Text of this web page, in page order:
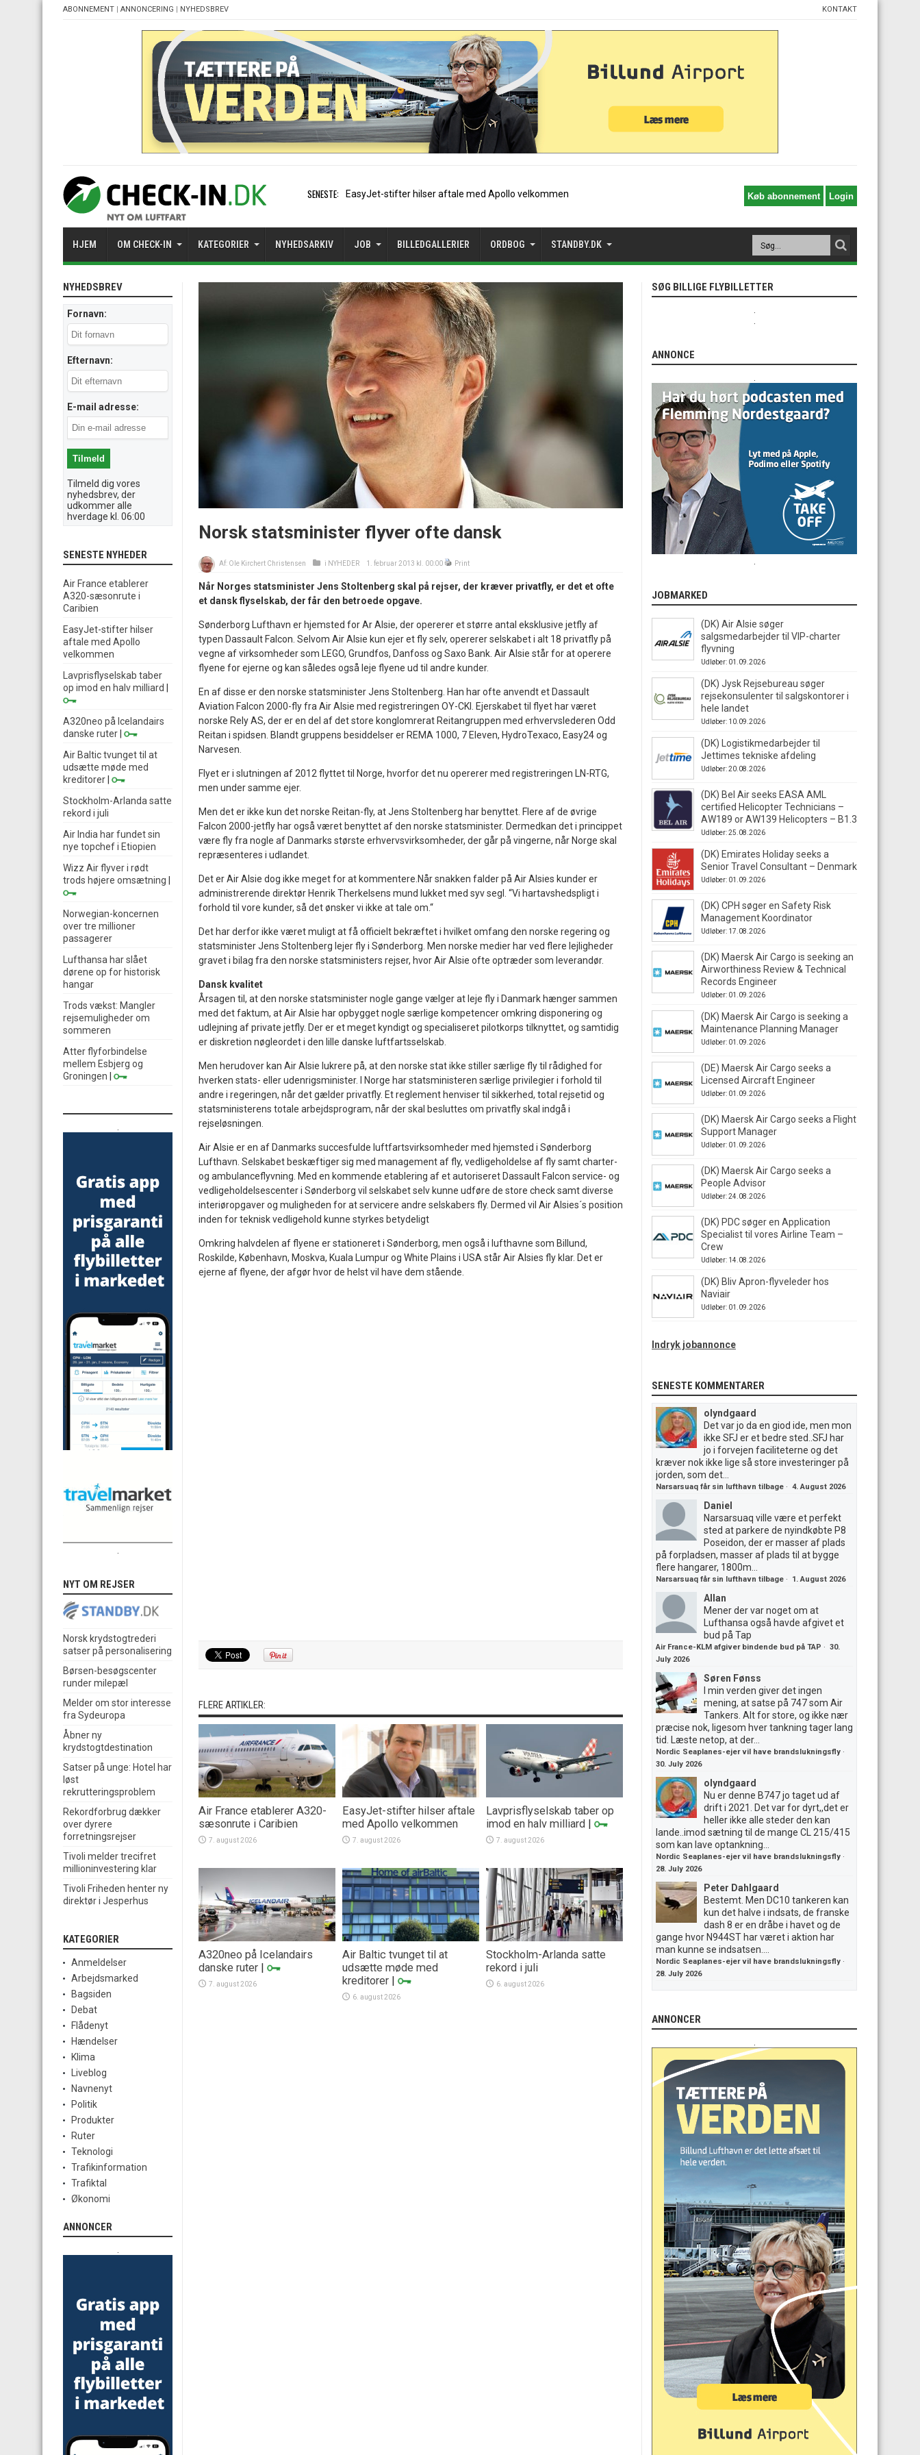
ABONNEMENT | ANNONCERING | NYHEDSBREV KONTAKT
SENESTE: Air France etablerer A320-sæ
HJEM OM CHECK-IN KATEGORIER NYHEDSARKIV JOB BILLEDGALLERIER ORDBOG STANDBY.DK
Norsk statsminister flyver ofte dansk
Af: Ole Kirchert Christensen i NYHEDER 1. februar 2013 kl. 00:00 Print
Når Norges statsminister Jens Stoltenberg skal på rejser, der kræver privatfly, er det et ofte
et dansk flyselskab, der får den betroede opgave.
Sønderborg Lufthavn er hjemsted for Ar Alsie, der opererer et større antal eksklusive jetfly af
typen Dassault Falcon. Selvom Air Alsie kun ejer et fly selv, opererer selskabet i alt 18 privatfly på
vegne af virksomheder som LEGO, Grundfos, Danfoss og Saxo Bank. Air Alsie står for at operere
flyene for ejerne og kan således også leje flyene ud til andre kunder.
En af disse er den norske statsminister Jens Stoltenberg. Han har ofte anvendt et Dassault
Aviation Falcon 2000-fly fra Air Alsie med registreringen OY-CKI. Ejerskabet til flyet har været
norske Rely AS, der er en del af det store konglomrerat Reitangruppen med erhvervslederen Odd
Reitan i spidsen. Blandt gruppens besiddelser er REMA 1000, 7 Eleven, HydroTexaco, Easy24 og
Narvesen.
Flyet er i slutningen af 2012 flyttet til Norge, hvorfor det nu opererer med registreringen LN-RTG,
men under samme ejer.
Men det er ikke kun det norske Reitan-fly, at Jens Stoltenberg har benyttet. Flere af de øvrige
Falcon 2000-jetfly har også været benyttet af den norske statsminister. Dermedkan det i princippet
være fly fra nogle af Danmarks største erhvervsvirksomheder, der går på vingerne, når Norge skal
repræsenteres i udlandet.
Det er Air Alsie dog ikke meget for at kommentere.Når snakken falder på Air Alsies kunder er
administrerende direktør Henrik Therkelsens mund lukket med syv segl. “Vi hartavshedspligt i
forhold til vore kunder, så det ønsker vi ikke at tale om.“
Det har derfor ikke været muligt at få officielt bekræftet i hvilket omfang den norske regering og
statsminister Jens Stoltenberg lejer fly i Sønderborg. Men norske medier har ved flere lejligheder
gravet i bilag fra den norske statsministers rejser, hvor Air Alsie ofte optræder som leverandør.
Dansk kvalitet
Årsagen til, at den norske statsminister nogle gange vælger at leje fly i Danmark hænger sammen
med det faktum, at Air Alsie har opbygget nogle særlige kompetencer omkring disponering og
udlejning af private jetfly. Der er et meget kyndigt og specialiseret pilotkorps tilknyttet, og samtidig
er diskretion nøgleordet i den lille danske luftfartsselskab.
Men herudover kan Air Alsie lukrere på, at den norske stat ikke stiller særlige fly til rådighed for
hverken stats- eller udenrigsminister. I Norge har statsministeren særlige privilegier i forhold til
andre i regeringen, når det gælder privatfly. Et reglement henviser til sikkerhed, total rejsetid og
statsministerens totale arbejdsprogram, når der skal besluttes om privatfly skal indgå i
rejseløsningen.
Air Alsie er en af Danmarks succesfulde luftfartsvirksomheder med hjemsted i Sønderborg
Lufthavn. Selskabet beskæftiger sig med management af fly, vedligeholdelse af fly samt charter-
og ambulanceflyvning. Med en kommende etablering af et autoriseret Dassault Falcon service- og
vedligeholdelsescenter i Sønderborg vil selskabet selv kunne udføre de store check samt diverse
interiøropgaver og muligheden for at servicere andre selskabers fly. Dermed vil Air Alsies´s position
inden for teknisk vedligehold kunne styrkes betydeligt
Omkring halvdelen af flyene er stationeret i Sønderborg, men også i lufthavne som Billund,
Roskilde, København, Moskva, Kuala Lumpur og White Plains i USA står Air Alsies fly klar. Det er
ejerne af flyene, der afgør hvor de helst vil have dem stående.
FLERE ARTIKLER:
Air France etablerer A320-
sæsonrute i Caribien
7. august 2026
EasyJet-stifter hilser aftale
med Apollo velkommen
7. august 2026
Lavprisflyselskab taber op
imod en halv milliard |
7. august 2026
A320neo på Icelandairs
danske ruter |
7. august 2026
Air Baltic tvunget til at
udsætte møde med
kreditorer |
6. august 2026
Stockholm-Arlanda satte
rekord i juli
6. august 2026
NYHEDSBREV
Fornavn:
Efternavn:
E-mail adresse:
Tilmeld dig vores
nyhedsbrev, der
udkommer alle
hverdage kl. 06:00
SENESTE NYHEDER
Air France etablerer
A320-sæsonrute i
Caribien
EasyJet-stifter hilser
aftale med Apollo
velkommen
Lavprisflyselskab taber
op imod en halv milliard
A320neo på Icelandairs
danske ruter
Air Baltic tvunget til at
udsætte møde med
kreditorer
Stockholm-Arlanda satte
rekord i juli
Air India har fundet sin
nye topchef i Etiopien
Wizz Air flyver i rødt
trods højere omsætning
Norwegian-koncernen
over tre millioner
passagerer
Lufthansa har slået
dørene op for historisk
hangar
Trods vækst: Mangler
rejsemuligheder om
sommeren
Atter flyforbindelse
mellem Esbjerg og
Groningen
NYT OM REJSER
Norsk krydstogtrederi
satser på personalisering
Børsen-besøgscenter
runder milepæl
Melder om stor interesse
fra Sydeuropa
Åbner ny
krydstogtdestination
Satser på unge: Hotel har
løst
rekrutteringsproblem
Rekordforbrug dækker
over dyrere
forretningsrejser
Tivoli melder trecifret
millioninvestering klar
Tivoli Friheden henter ny
direktør i Jesperhus
KATEGORIER
Anmeldelser
Arbejdsmarked
Bagsiden
Debat
Flådenyt
Hændelser
Klima
Liveblog
Navnenyt
Politik
Produkter
Ruter
Teknologi
Trafikinformation
Trafiktal
Økonomi
ANNONCER
SØG BILLIGE FLYBILLETTER
ANNONCE
JOBMARKED
(DK) Air Alsie søger
salgsmedarbejder til VIP-charter
flyvning
Udløber: 01.09.2026
(DK) Jysk Rejsebureau søger
rejsekonsulenter til salgskontorer i
hele landet
Udløber: 10.09.2026
(DK) Logistikmedarbejder til
Jettimes tekniske afdeling
Udløber: 20.08.2026
(DK) Bel Air seeks EASA AML
certified Helicopter Technicians –
AW189 or AW139 Helicopters – B1.3
Udløber: 25.08.2026
(DK) Emirates Holiday seeks a
Senior Travel Consultant – Denmark
Udløber: 01.09.2026
(DK) CPH søger en Safety Risk
Management Koordinator
Udløber: 17.08.2026
(DK) Maersk Air Cargo is seeking an
Airworthiness Review & Technical
Records Engineer
Udløber: 01.09.2026
(DK) Maersk Air Cargo is seeking a
Maintenance Planning Manager
Udløber: 01.09.2026
(DE) Maersk Air Cargo seeks a
Licensed Aircraft Engineer
Udløber: 01.09.2026
(DK) Maersk Air Cargo seeks a Flight
Support Manager
Udløber: 01.09.2026
(DK) Maersk Air Cargo seeks a
People Advisor
Udløber: 24.08.2026
(DK) PDC søger en Application
Specialist til vores Airline Team –
Crew
Udløber: 14.08.2026
(DK) Bliv Apron-flyveleder hos
Naviair
Udløber: 01.09.2026
Indryk jobannonce
SENESTE KOMMENTARER
olyndgaard
Det var jo da en giod ide, men mon
ikke SFJ er et bedre sted..SFJ har
jo i forvejen faciliteterne og det
kræver nok ikke lige så store investeringer på
jorden, som det...
Narsarsuaq får sin lufthavn tilbage · 4. August 2026
Daniel
Narsarsuaq ville være et perfekt
sted at parkere de nyindkøbte P8
Poseidon, der er masser af plads
på forpladsen, masser af plads til at bygge
flere hangarer, 1800m...
Narsarsuaq får sin lufthavn tilbage · 1. August 2026
Allan
Mener der var noget om at
Lufthansa også havde afgivet et
bud på Tap
Air France-KLM afgiver bindende bud på TAP · 30.
July 2026
Søren Fønss
I min verden giver det ingen
mening, at satse på 747 som Air
Tankers. Alt for store, og ikke nær
præcise nok, ligesom hver tankning tager lang
tid. Læste netop, at der...
Nordic Seaplanes-ejer vil have brandslukningsfly ·
30. July 2026
olyndgaard
Nu er denne B747 jo taget ud af
drift i 2021. Det var for dyrt,,det er
heller ikke alle steder den kan
lande..imod sætning til de mange CL 215/415
som kan lave optankning...
Nordic Seaplanes-ejer vil have brandslukningsfly ·
28. July 2026
Peter Dahlgaard
Bestemt. Men DC10 tankeren kan
kun det halve i indsats, de franske
dash 8 er en dråbe i havet og de
gange hvor N944ST har været i aktion har
man kunne se indsatsen....
Nordic Seaplanes-ejer vil have brandslukningsfly ·
28. July 2026
ANNONCER